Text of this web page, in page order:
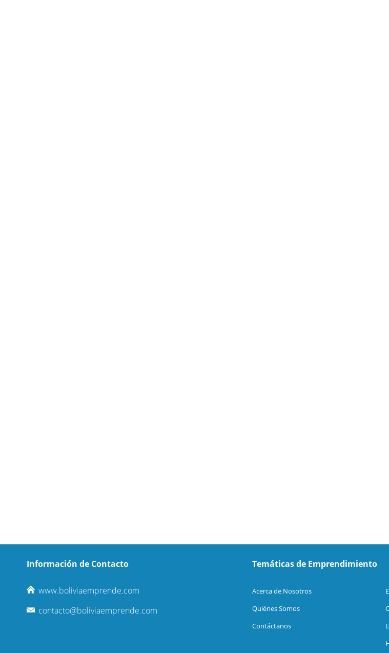
Información de Contacto
www.boliviaemprende.com
contacto@boliviaemprende.com
Temáticas de Emprendimiento
Acerca de Nosotros
Quiénes Somos
Contáctanos